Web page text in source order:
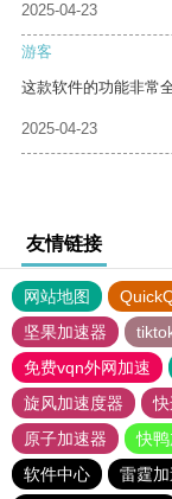
2025-04-23
游客
这款软件的功能非常
2025-04-23
友情链接
网站地图
坚果加速器
免费vqn外网加速
旋风加速度器
原子加速器
快
软件中心
雷霆加